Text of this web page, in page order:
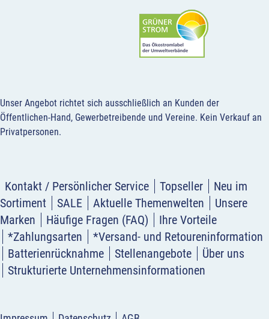
Unser Angebot richtet sich ausschließlich an Kunden der
Öffentlichen-Hand, Gewerbetreibende und Vereine. Kein Verkauf an
Privatpersonen.
Kontakt / Persönlicher Service Topseller
Neu im
Sortiment
SALE Aktuelle Themenwelten
Unsere
Marken
Häufige Fragen (FAQ)
Ihre Vorteile
*Zahlungsarten
*Versand- und Retoureninformation
Batterienrücknahme
Stellenangebote
Über uns
Strukturierte Unternehmensinformationen